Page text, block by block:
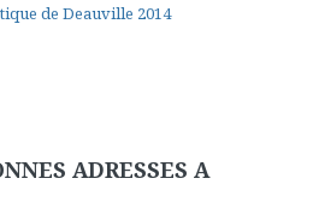
de Deauville 2014
ADRESSES A